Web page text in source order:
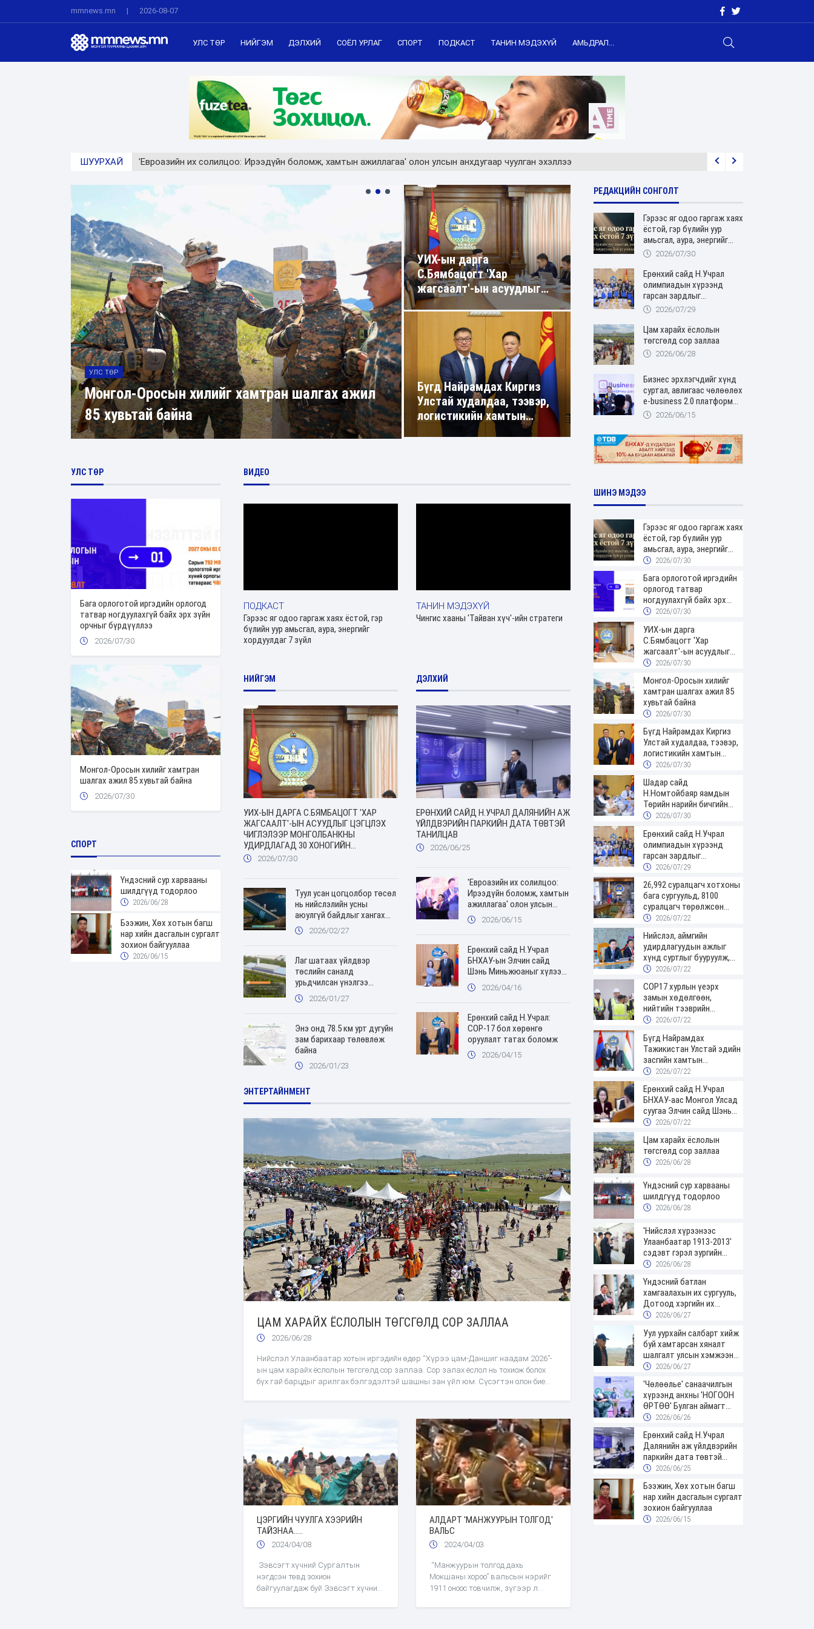
mmnews.mn | 2026-08-07
УЛС ТӨР НИЙГЭМ ДЭЛХИЙ СОЁЛ УРЛАГ СПОРТ ПОДКАСТ ТАНИН МЭДЭХҮЙ АМЬДРАЛ...
ШУУРХАЙ 'Евроазийн их солилцоо: Ирээдүйн боломж, хамтын ажиллагаа' олон улсын анхдугаар чуулган эхэллээ
УЛС ТӨР
Шадар сайд Н.Номтойбаяр яамдын Төрийн
нарийн бичгийн дарга нартай шуурхай
хуралдлаа
УИХ-ын дарга
С.Бямбацогт 'Хар
жагсаалт'-ын асуудлыг
цэгцлэх чиглэлээр
Монголбанкны
удирдлагад 30 хоногийн
хугацаатай үүрэг өглөө
Бүгд Найрамдах Киргиз
Улстай худалдаа, тээвэр,
логистикийн хамтын
ажиллагааг өргөжүүлнэ
УЛС ТӨР
Бага орлоготой иргэдийн орлогод
татвар ногдуулахгүй байх эрх зүйн
орчныг бүрдүүллээ
2026/07/30
Монгол-Оросын хилийг хамтран
шалгах ажил 85 хувьтай байна
2026/07/30
СПОРТ
Үндэсний сур харвааны
шилдгүүд тодорлоо
2026/06/28
Бээжин, Хөх хотын багш
нар хийн дасгалын сургалт
зохион байгууллаа
2026/06/15
ВИДЕО
ПОДКАСТ
Гэрээс яг одоо гаргаж хаях ёстой, гэр
бүлийн уур амьсгал, аура, энергийг
хордуулдаг 7 зүйл
ТАНИН МЭДЭХҮЙ
Чингис хааны 'Тайван хүч'-ийн стратеги
НИЙГЭМ
УИХ-ЫН ДАРГА С.БЯМБАЦОГТ 'ХАР
ЖАГСААЛТ'-ЫН АСУУДЛЫГ ЦЭГЦЛЭХ
ЧИГЛЭЛЭЭР МОНГОЛБАНКНЫ
УДИРДЛАГАД 30 ХОНОГИЙН
ХУГАЦААТАЙ ҮҮРЭГ ӨГЛӨӨ
2026/07/30
Туул усан цогцолбор төсөл
нь нийслэлийн усны
аюулгүй байдлыг хангах
шинэ эх үүсвэр болно
2026/02/27
Лаг шатаах үйлдвэр
төслийн саналд
урьдчилсан үнэлгээ
хийгдэж байна
2026/01/27
Энэ онд 78.5 км урт дугуйн
зам барихаар төлөвлөж
байна
2026/01/23
ДЭЛХИЙ
ЕРӨНХИЙ САЙД Н.УЧРАЛ ДАЛЯНИЙН АЖ
ҮЙЛДВЭРИЙН ПАРКИЙН ДАТА ТӨВТЭЙ
ТАНИЛЦАВ
2026/06/25
'Евроазийн их солилцоо:
Ирээдүйн боломж, хамтын
ажиллагаа' олон улсын
анхдугаар чуулган эхэллээ
2026/06/15
Ерөнхий сайд Н.Учрал
БНХАУ-ын Элчин сайд
Шэнь Миньжюаныг хүлээн
авч уулзлаа
2026/04/16
Ерөнхий сайд Н.Учрал:
COP-17 бол хөрөнгө
оруулалт татах боломж
2026/04/15
ЭНТЕРТАЙНМЕНТ
ЦАМ ХАРАЙХ ЁСЛОЛЫН ТӨГСГӨЛД СОР ЗАЛЛАА
2026/06/28
Нийслэл Улаанбаатар хотын иргэдийн өдөр “Хүрээ цам-Даншиг наадам 2026”-
ын цам харайх ёслолын төгсгөлд сор заллаа. Сор залах ёслол нь тохиож болох
бүх гай барцдыг арилгах бэлгэдэлтэй шашны зан үйл юм. Сүсэгтэн олон бие
ариусдаг хэмээн үздэг.Тодруулбал, сор нь гурван галын үзүүр нийлсэн хурц
оройт жаран дөрвөн балин юм. Сор зална гэдэг нь сорын балин түүнийг догшин
сахиусны мөн чанарт адислаад очирт аянгын байдлаар галдан шатаасан
овоохойн дунд хатуу тарниар дуудан ирүүлсэн дайсан зэтгэр, ад донгийн дээр
хүчтэй буулгаад даран сөнөөж байгаа хатуу үйл юм. Иймд сүсэгтэн олон ад
зэтгэр, гай барцад, өвчин хорлол энэхүү жахар, сорын үйлээр дарагдан үгүй
боллоо хэмээн залбирч сүсэглэдэг ажээ.
ЦЭРГИЙН ЧУУЛГА ХЭЭРИЙН
ТАЙЗНАА.....
2024/04/08
Зэвсэгт хүчний Сургалтын
нэгдсэн төвд зохион
байгуулагдаж буй Зэвсэгт хүчний
АЛДАРТ 'МАНЖУУРЫН ТОЛГОД'
ВАЛЬС
2024/04/03
“Манжуурын толгод дахь
Мокшаны хороо” вальсын нэрийг
1911 оноос товчилж, зүгээр л
РЕДАКЦИЙН СОНГОЛТ
Гэрээс яг одоо гаргаж хаях
ёстой, гэр бүлийн уур
амьсгал, аура, энергийг
хордуулдаг 7 зүйл
2026/07/30
Ерөнхий сайд Н.Учрал
олимпиадын хүрээнд
гарсан зардлыг
шийдвэрлэж өгөхөөр
2026/07/29
Цам харайх ёслолын
төгсгөлд сор заллаа
2026/06/28
Бизнес эрхлэгчдийг хүнд
суртал, авлигаас чөлөөлөх
е-business 2.0 платформ
нэвтэрлээ
2026/06/15
ШИНЭ МЭДЭЭ
Гэрээс яг одоо гаргаж хаях
ёстой, гэр бүлийн уур
амьсгал, аура, энергийг
хордуулдаг 7 зүйл
2026/07/30
Бага орлоготой иргэдийн
орлогод татвар
ногдуулахгүй байх эрх
зүйн орчныг бүрдүүллээ
2026/07/30
УИХ-ын дарга
С.Бямбацогт 'Хар
жагсаалт'-ын асуудлыг
цэгцлэх чиглэлээр
удирдлагад 30 хоногийн
хугацаатай үүрэг өглөө
2026/07/30
Монгол-Оросын хилийг
хамтран шалгах ажил 85
хувьтай байна
2026/07/30
Бүгд Найрамдах Киргиз
Улстай худалдаа, тээвэр,
логистикийн хамтын
ажиллагааг өргөжүүлнэ
2026/07/30
Шадар сайд
Н.Номтойбаяр яамдын
Төрийн нарийн бичгийн
дарга нартай шуурхай
2026/07/30
Ерөнхий сайд Н.Учрал
олимпиадын хүрээнд
гарсан зардлыг
шийдвэрлэж өгөхөөр
2026/07/29
26,992 суралцагч хотхоны
бага сургуульд, 8100
суралцагч төрөлжсөн
ахлах сургуульд суралцана
2026/07/22
Нийслэл, аймгийн
удирдлагуудын ажлыг
хүнд суртлыг бууруулж,
иргэд, аж ахуйн нэгжийн
дүгнэнэ
2026/07/22
COP17 хурлын үеэрх
замын хөдөлгөөн,
нийтийн тээврийн
зохицуулалт, сургууль,
төвийн ажиллах хуваарийг
гаргаж, иргэдэд
мэдээлэхийг үүрэг
болголоо
2026/07/22
Бүгд Найрамдах
Тажикистан Улстай эдийн
засгийн хамтын
ажиллагааг өргөжүүлнэ
2026/07/22
Ерөнхий сайд Н.Учрал
БНХАУ-аас Монгол Улсад
суугаа Элчин сайд Шэнь
Миньжюанийг хүлээн авч
2026/07/22
Цам харайх ёслолын
төгсгөлд сор заллаа
2026/06/28
Үндэсний сур харвааны
шилдгүүд тодорлоо
2026/06/28
'Нийслэл хүрээнээс
Улаанбаатар 1913-2013'
сэдэвт гэрэл зургийн
үзэсгэлэнгээр зочиллоо
2026/06/28
Үндэсний батлан
хамгаалахын их сургууль,
Дотоод хэргийн их
сургуулийн төгсөгчид
авлаа
2026/06/27
Уул уурхайн салбарт хийж
буй хамтарсан хяналт
шалгалт улсын хэмжээнд
үргэлжилж байна
2026/06/27
'Чөлөөлье' санаачилгын
хүрээнд анхны 'НОГООН
ӨРТӨӨ' Булган аймагт
нээгдлээ
2026/06/26
Ерөнхий сайд Н.Учрал
Далянийн аж үйлдвэрийн
паркийн дата төвтэй
танилцав
2026/06/25
Бээжин, Хөх хотын багш
нар хийн дасгалын сургалт
зохион байгууллаа
2026/06/15